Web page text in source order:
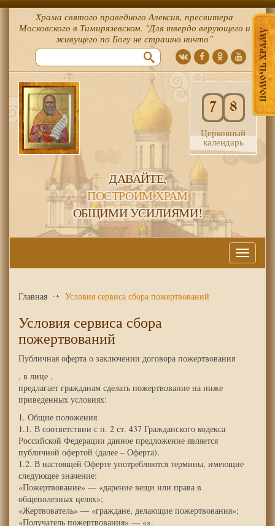
ПОМОЧЬ ХРАМУ
Храма святого праведного Алексия, пресвитера
Московского в Тимирязевском. "Для твердо верующего и
живущего по Богу не страшно ничто”
7 8
Церковный
календарь
ДАВАЙТЕ,
ПОСТРОИМ ХРАМ
ОБЩИМИ УСИЛИЯМИ!
Меню
Главная Условия сервиса сбора пожертвований
Условия сервиса сбора
пожертвований
Публичная оферта о заключении договора пожертвования
, в лице ,
предлагает гражданам сделать пожертвование на ниже
приведенных условиях:
1. Общие положения
1.1. В соответствии с п. 2 ст. 437 Гражданского кодекса
Российской Федерации данное предложение является
публичной офертой (далее – Оферта).
1.2. В настоящей Оферте употребляются термины, имеющие
следующее значение:
«Пожертвование» — «дарение вещи или права в
общеполезных целях»;
«Жертвователь» — «граждане, делающие пожертвования»;
«Получатель пожертвования» — «».